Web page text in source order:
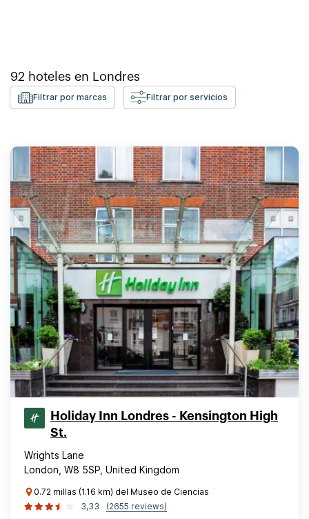
92 hoteles en Londres
Filtrar por marcas Filtrar por servicios
Holiday Inn Londres - Kensington High
St.
Wrights Lane
London, W8 5SP, United Kingdom
0.72 millas (1.16 km) del Museo de Ciencias
3,33
(2655 reviews)